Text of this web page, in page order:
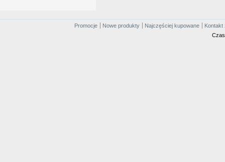
Promocje Nowe produkty Najczęściej kupowane
Kontakt